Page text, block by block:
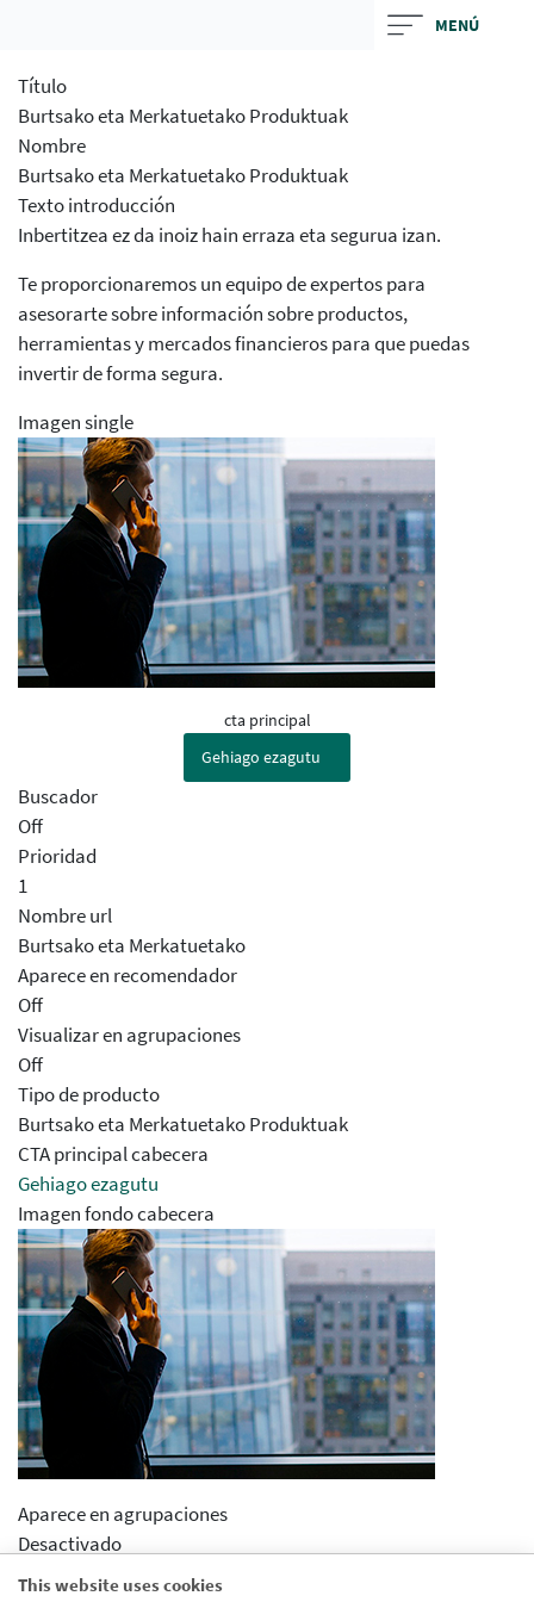
This website uses cookies
contentt
MENÚ
Título
Burtsako eta Merkatuetako Produktuak
Nombre
Burtsako eta Merkatuetako Produktuak
Texto introducción
Inbertitzea ez da inoiz hain erraza eta segurua izan.
Te proporcionaremos un equipo de expertos para
asesorarte sobre información sobre productos,
herramientas y mercados financieros para que puedas
invertir de forma segura.
Imagen single
cta principal
Gehiago ezagutu
Buscador
Off
Prioridad
1
Nombre url
Burtsako eta Merkatuetako
Aparece en recomendador
Off
Visualizar en agrupaciones
Off
Tipo de producto
Burtsako eta Merkatuetako Produktuak
CTA principal cabecera
Gehiago ezagutu
Imagen fondo cabecera
Aparece en agrupaciones
Desactivado
Aparece en distribuidor